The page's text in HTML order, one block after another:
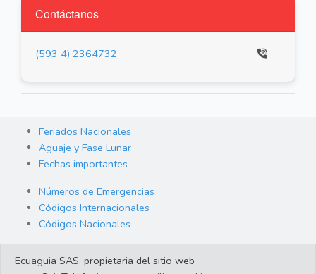
Contáctanos
(593 4) 2364732
Feriados Nacionales
Aguaje y Fase Lunar
Fechas importantes
Números de Emergencias
Códigos Internacionales
Códigos Nacionales
Cambio de Divisas
Ecuaguia SAS, propietaria del sitio web